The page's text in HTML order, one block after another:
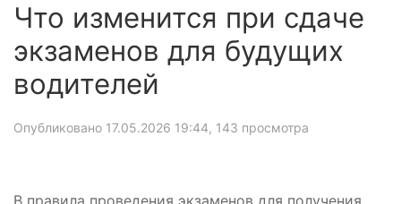
Что изменится при сдаче
экзаменов для будущих
водителей
Опубликовано 17.05.2026 19:44, 143 просмотра
В правила проведения экзаменов для получения